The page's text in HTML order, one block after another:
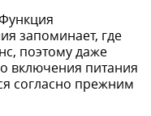
запоминает, где
поэтому даже
включения питания
согласно прежним